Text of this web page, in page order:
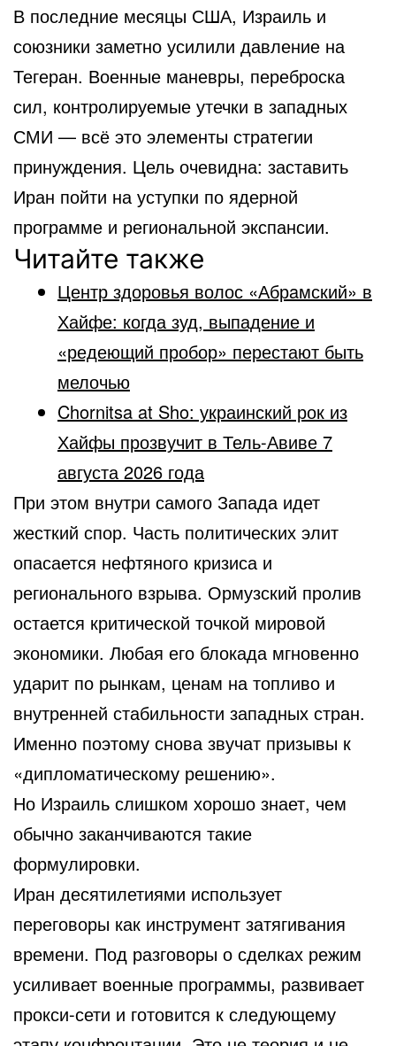
В последние месяцы США, Израиль и
союзники заметно усилили давление на
Тегеран. Военные маневры, переброска
сил, контролируемые утечки в западных
СМИ — всё это элементы стратегии
принуждения. Цель очевидна: заставить
Иран пойти на уступки по ядерной
программе и региональной экспансии.
Читайте также
Центр здоровья волос «Абрaмский» в
Хайфе: когда зуд, выпадение и
«редеющий пробор» перестают быть
мелочью
Chornitsa at Sho: украинский рок из
Хайфы прозвучит в Тель-Авиве 7
августа 2026 года
При этом внутри самого Запада идет
жесткий спор. Часть политических элит
опасается нефтяного кризиса и
регионального взрыва. Ормузский пролив
остается критической точкой мировой
экономики. Любая его блокада мгновенно
ударит по рынкам, ценам на топливо и
внутренней стабильности западных стран.
Именно поэтому снова звучат призывы к
«дипломатическому решению».
Но Израиль слишком хорошо знает, чем
обычно заканчиваются такие
формулировки.
Иран десятилетиями использует
переговоры как инструмент затягивания
времени. Под разговоры о сделках режим
усиливает военные программы, развивает
прокси-сети и готовится к следующему